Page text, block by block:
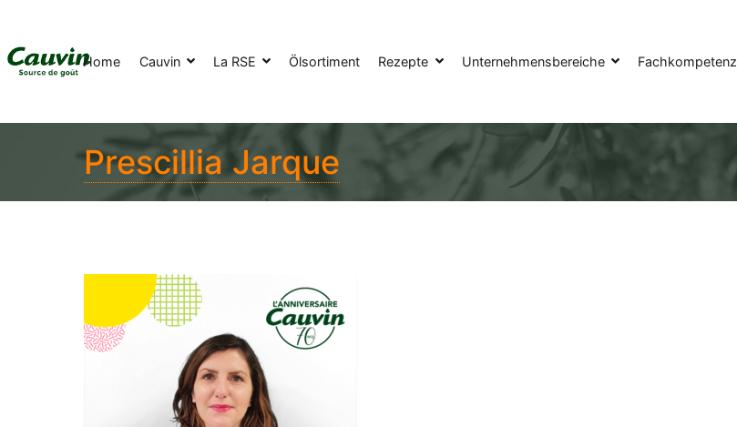
Home Cauvin La RSE Ölsortiment Rezepte Unternehmensbereiche Fachkompetenz
Prescillia Jarque